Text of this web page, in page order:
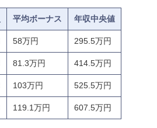
平均ボーナス 年収中央値
58万円 295.5万円
81.3万円 414.5万円
103万円 525.5万円
119.1万円 607.5万円